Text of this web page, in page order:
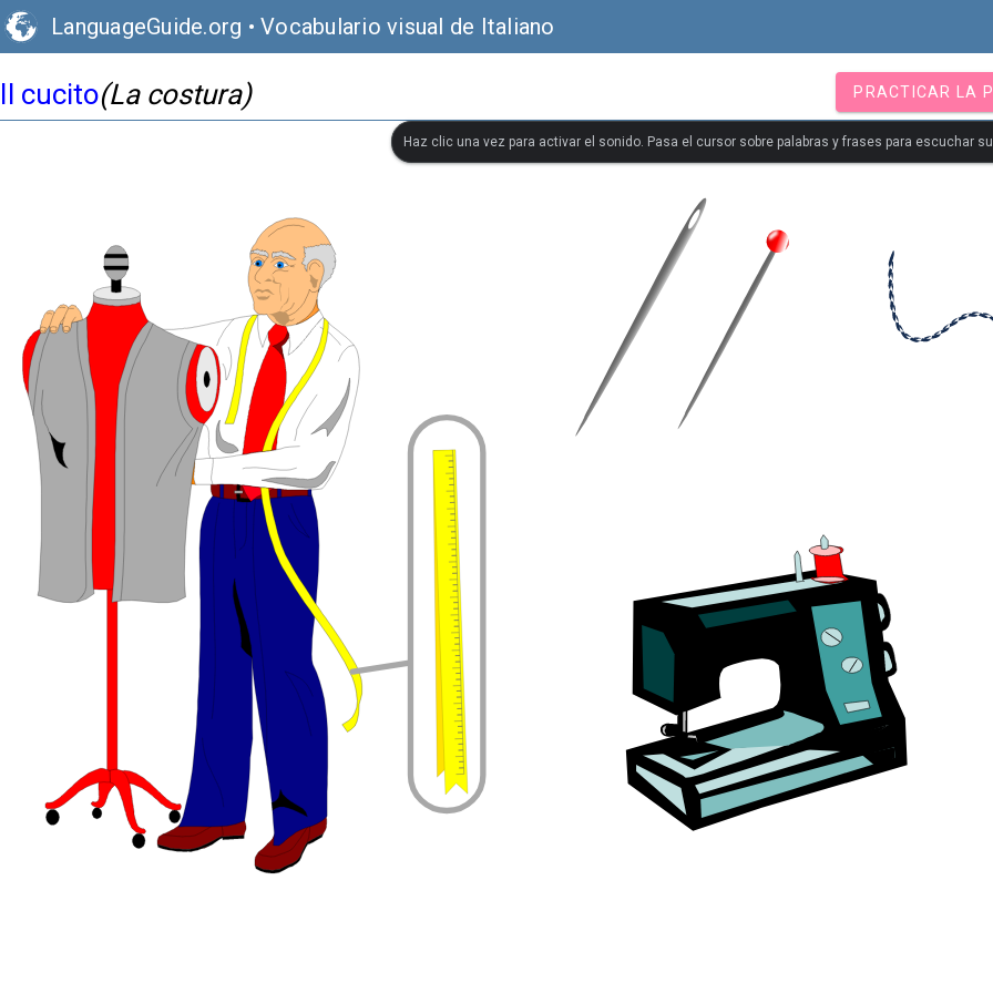
LanguageGuide.org • Vocabulario visual de Italiano
Il cucito(La costura) PRACTICAR LA
Haz clic una vez para activar el sonido. Pasa el cursor sobre palabras y frases para escuchar